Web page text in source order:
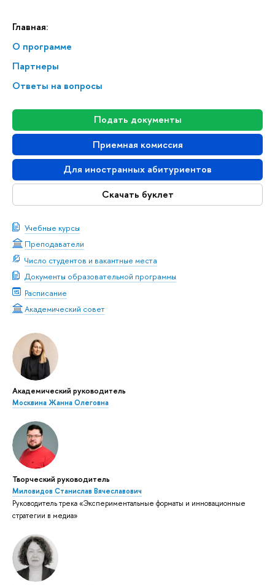
Главная:
О программе
Партнеры
Ответы на вопросы
Подать документы
Приемная комиссия
Для иностранных абитуриентов
Скачать буклет
Учебные курсы
Преподаватели
Число студентов и вакантные места
Документы образовательной программы
Расписание
Академический совет
Академический руководитель
Москвина Жанна Олеговна
Творческий руководитель
Миловидов Станислав Вячеславович
Руководитель трека «Экспериментальные форматы и инновационные
стратегии в медиа»